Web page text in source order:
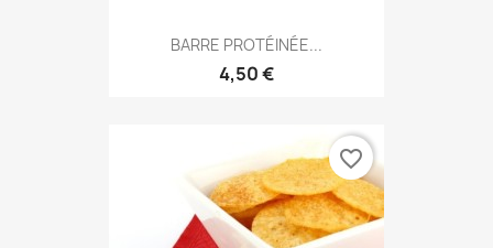
BARRE PROTÉINÉE...
4,50 €
favorite_border